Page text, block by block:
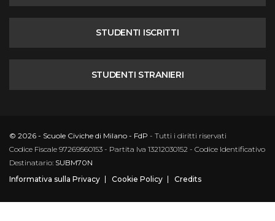
STUDENTI ISCRITTI
STUDENTI STRANIERI
© 2026 - Scuole Civiche di Milano - FdP - Tutti i diritti riservati
Codice Fiscale 97269560153 - Partita Iva 13212030152 - Codice Identificativo
Destinatario: SUBM70N
Informativa sulla Privacy
Cookie Policy Credits